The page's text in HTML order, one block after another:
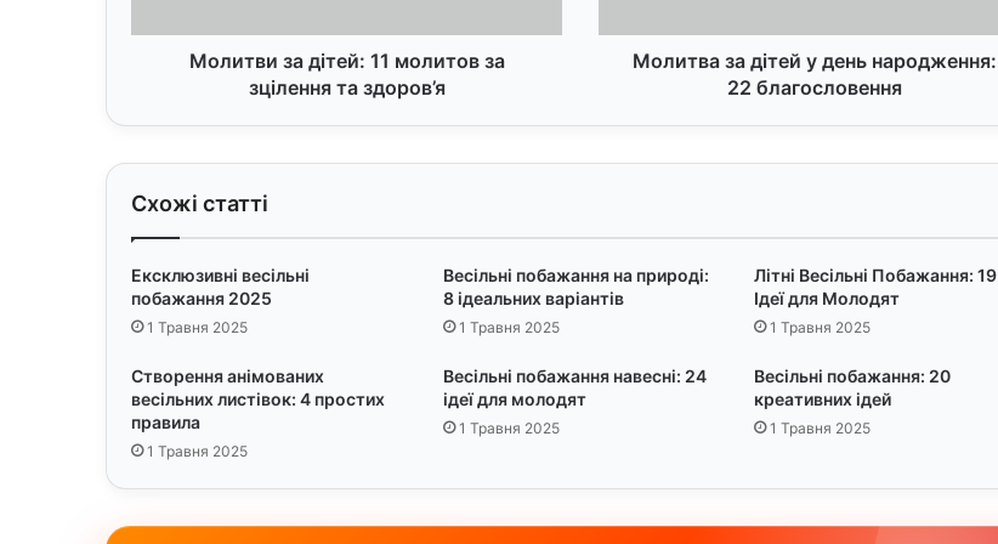
а
й
1
1
о
и
о
в
з
з
Молитви за дітей: 11 молитов за
зцілення та здоров’я
а
й
е
ь
о
н
Молитва за дітей у день народження:
22 благословення
Схожі статті
Ексклюзивні весільні
побажання 2025
1 Травня 2025
Весільні побажання на природі:
8 ідеальних варіантів
1 Травня 2025
Літні Весільні Побажання: 19
Ідеї для Молодят
1 Травня 2025
Створення анімованих
весільних листівок: 4 простих
правила
1 Травня 2025
Весільні побажання навесні: 24
ідеї для молодят
1 Травня 2025
Весільні побажання: 20
креативних ідей
1 Травня 2025